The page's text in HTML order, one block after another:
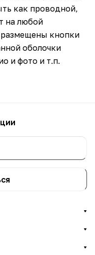
как проводной,
на любой
кнопки
оболочки
и фото и т.п.